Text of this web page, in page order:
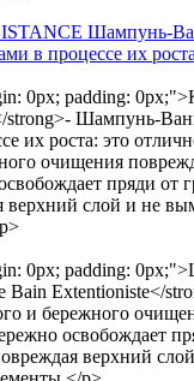
Шампунь-
в процессе их
0px; padding:
strong>- Шампунь-
их роста: это
очищения
пряди от
верхний слой и не
0px; padding:
Bain Extentioniste</
и бережного
освобождает
верхний